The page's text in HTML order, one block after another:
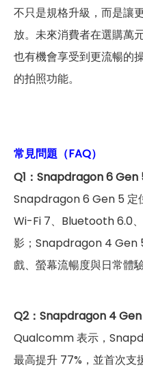
不只是規格升級，而是讓
放。未來消費者在選購萬
也有機會享受到更流暢的
的拍照功能。
常見問題（FAQ）
Q1：Snapdragon 6 Gen
Snapdragon 6 Gen 5 定
Wi-Fi 7、Bluetooth 6.0
影；Snapdragon 4 Gen
戲、螢幕流暢度與日常體驗
Q2：Snapdragon 4 Gen
Qualcomm 表示，
最高提升 77%，並首次支